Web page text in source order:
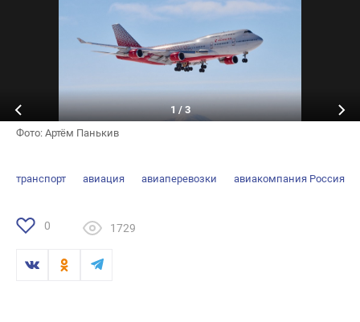
Фото: Артём Панькив
1/3
транспорт авиация авиаперевозки авиакомпания Россия
0 1729